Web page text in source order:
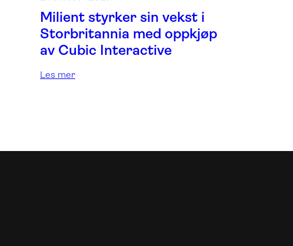
Milient styrker sin vekst i
Storbritannia med oppkjøp
av Cubic Interactive
Les mer